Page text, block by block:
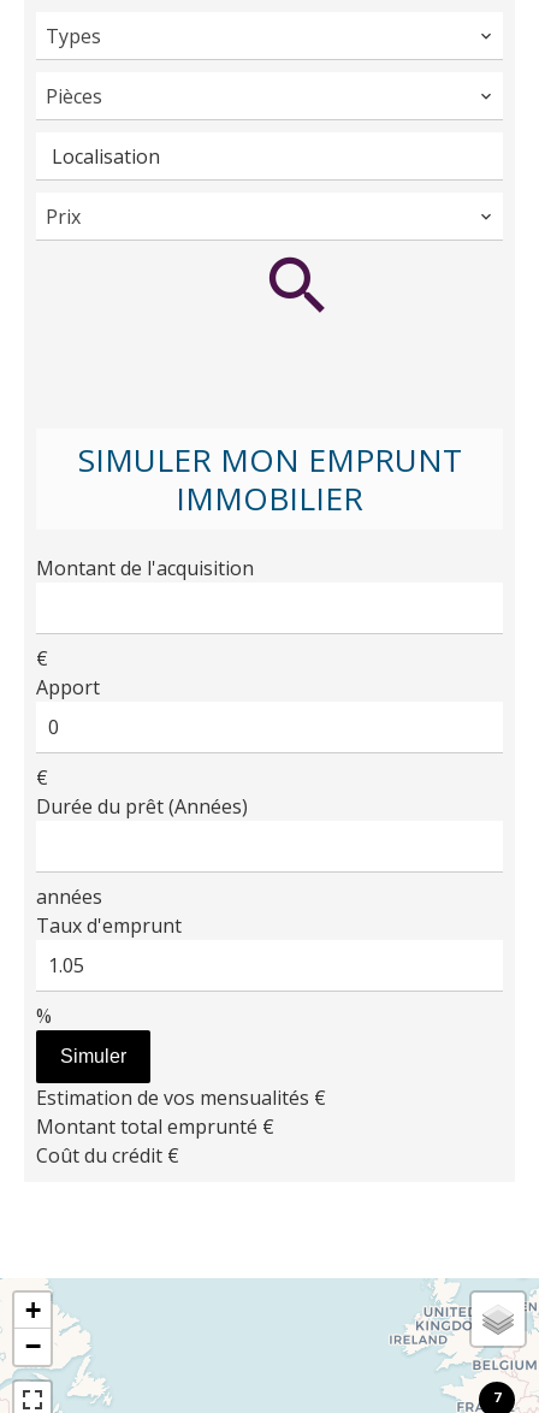
Types
Pièces
Localisation
Prix
SIMULER MON EMPRUNT
IMMOBILIER
Montant de l'acquisition
€
Apport
€
Durée du prêt (Années)
années
Taux d'emprunt
%
Simuler
Estimation de vos mensualités €
Montant total emprunté €
Coût du crédit €
7
+
−